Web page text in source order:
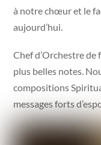
à notre chœur et le
aujourd’hui.
Chef d’Orchestre
plus belles notes.
compositions
messages forts